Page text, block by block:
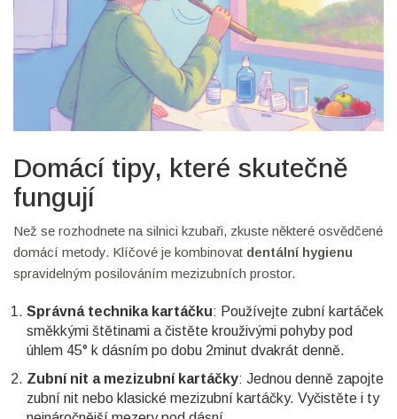
Domácí tipy, které skutečně
fungují
Než se rozhodnete na silnici kzubaři, zkuste některé osvědčené
domácí metody. Klíčové je kombinovat dentální hygienu
spravidelným posilováním mezizubních prostor.
Správná technika kartáčku: Používejte zubní kartáček
směkkými štětinami a čistěte krouživými pohyby pod
úhlem 45° k dásním po dobu 2minut dvakrát denně.
Zubní nit a mezizubní kartáčky: Jednou denně zapojte
zubní nit nebo klasické mezizubní kartáčky. Vyčistěte i ty